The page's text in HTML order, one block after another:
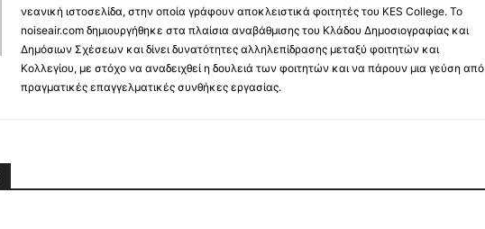
νεανική ιστοσελίδα, στην οποία γράφουν αποκλειστικά φοιτητές του KES College. Το
noiseair.com δημιουργήθηκε στα πλαίσια αναβάθμισης του Κλάδου Δημοσιογραφίας και
Δημόσιων Σχέσεων και δίνει δυνατότητες αλληλεπίδρασης μεταξύ φοιτητών και
Κολλεγίου, με στόχο να αναδειχθεί η δουλειά των φοιτητών και να πάρουν μια γεύση από
πραγματικές επαγγελματικές συνθήκες εργασίας.